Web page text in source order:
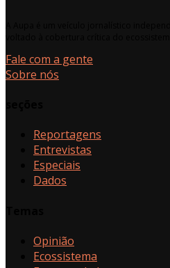
Fale com a gente
Sobre nós
Reportagens
Entrevistas
Especiais
Dados
Opinião
Ecossistema